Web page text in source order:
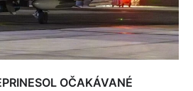
OČAKÁVANÉ